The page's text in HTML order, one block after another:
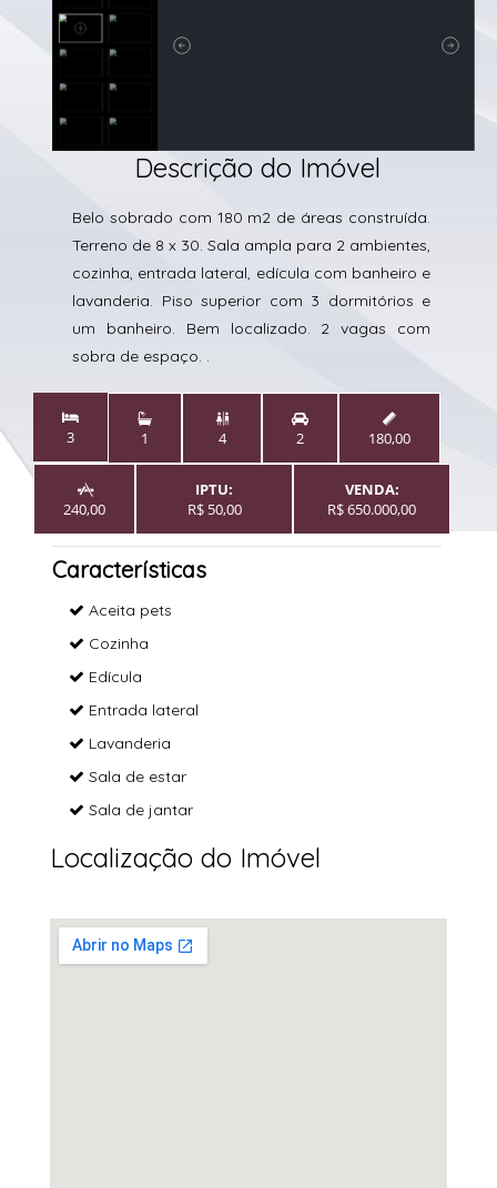
Descrição do Imóvel
Belo sobrado com 180 m2 de áreas construída.
Terreno de 8 x 30. Sala ampla para 2 ambientes,
cozinha, entrada lateral, edícula com banheiro e
lavanderia. Piso superior com 3 dormitórios e
um banheiro. Bem localizado. 2 vagas com
sobra de espaço. .
3 1

4 2

180,00

240,00
IPTU:
R$ 50,00
VENDA:
R$ 650.000,00
Características
Aceita pets
Cozinha
Edícula
Entrada lateral
Lavanderia
Sala de estar
Sala de jantar
Localização do Imóvel